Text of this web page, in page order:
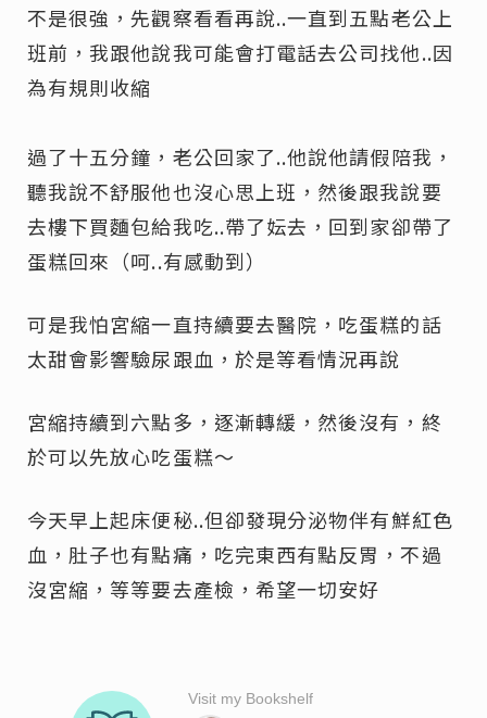
不是很強，先觀察看看再說..一直到五點老公上
班前，我跟他說我可能會打電話去公司找他..因
為有規則收縮
過了十五分鐘，老公回家了..他說他請假陪我，
聽我說不舒服他也沒心思上班，然後跟我說要
去樓下買麵包給我吃..帶了妘去，回到家卻帶了
蛋糕回來（呵..有感動到）
可是我怕宮縮一直持續要去醫院，吃蛋糕的話
太甜會影響驗尿跟血，於是等看情況再說
宮縮持續到六點多，逐漸轉緩，然後沒有，終
於可以先放心吃蛋糕～
今天早上起床便秘..但卻發現分泌物伴有鮮紅色
血，肚子也有點痛，吃完東西有點反胃，不過
沒宮縮，等等要去產檢，希望一切安好